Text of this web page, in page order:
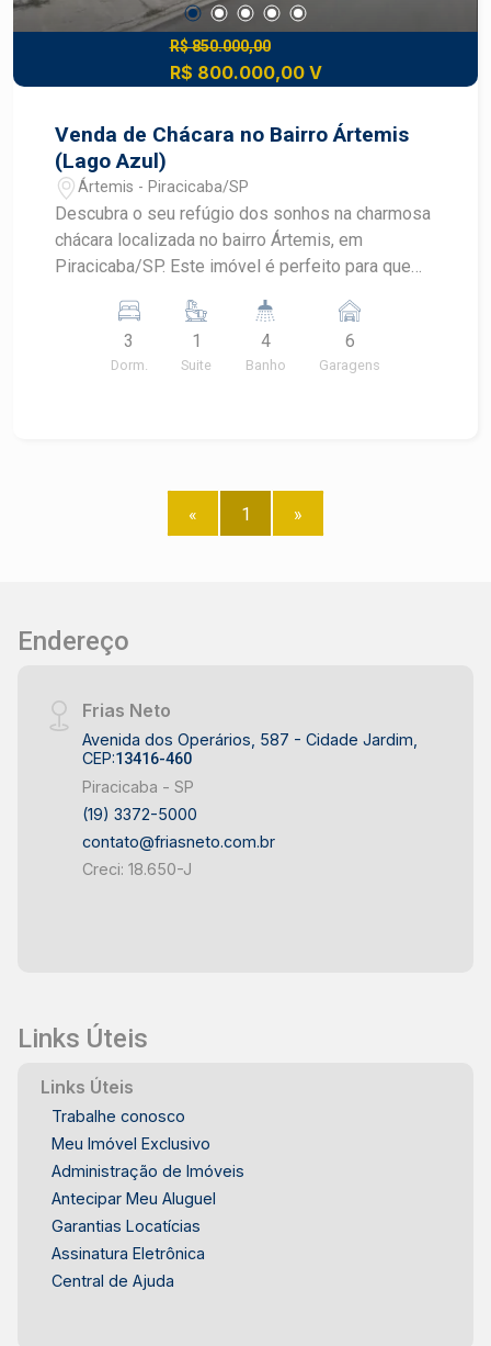
R$ 850.000,00
R$ 800.000,00 V
Venda de Chácara no Bairro Ártemis
(Lago Azul)
Ártemis - Piracicaba/SP
Descubra o seu refúgio dos sonhos na charmosa
chácara localizada no bairro Ártemis, em
Piracicaba/SP. Este imóvel é perfeito para quem
a família. Com uma área de 1.032,00 m² de
terreno, todo murado e 450,00 m² de construção,
com ambientes iluminados e bem distribuídos. -
conhecido por sua tranquilidade e áreas verdes. -
Ideal para famílias que buscam um ambiente
condições de venda. Esta é uma oportunidade
imperdível para adquirir ou alugar um imóvel que
sua visita e venha conhecer esta chácara que
pode ser o lar que você sempre sonhou!
3
Dorm.
1
Suite
4
Banho
6
Garagens
« 1 »
Endereço
Frias Neto
Avenida dos Operários, 587 - Cidade Jardim,
CEP:13416-460
Piracicaba - SP
(19) 3372-5000
contato@friasneto.com.br
Creci: 18.650-J
Links Úteis
Links Úteis
Trabalhe conosco
Meu Imóvel Exclusivo
Administração de Imóveis
Antecipar Meu Aluguel
Garantias Locatícias
Assinatura Eletrônica
Central de Ajuda